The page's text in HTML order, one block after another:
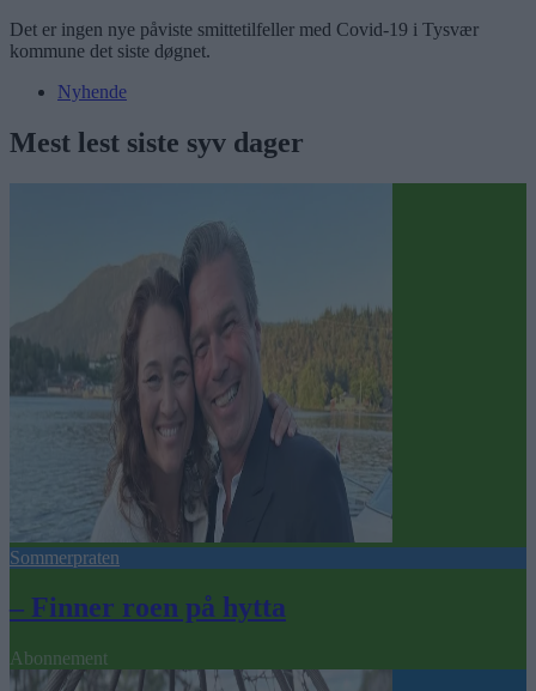
Det er ingen nye påviste smittetilfeller med Covid-19 i Tysvær
kommune det siste døgnet.
Nyhende
Mest lest siste syv dager
Sommerpraten
– Finner roen på hytta
Abonnement